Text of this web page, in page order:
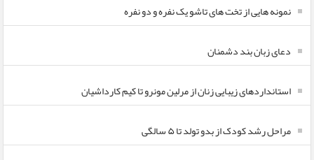
نمونه هایی از تخت های تاشو یک نفره و دو نفره
دعای زبان بند دشمنان
استانداردهای زیبایی زنان از مرلین مونرو تا کیم کارداشیان
مراحل رشد کودک از بدو تولد تا ۵ سالگی